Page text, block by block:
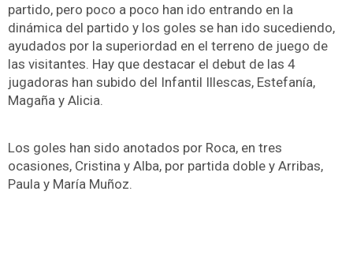
partido, pero poco a poco han ido entrando en la
dinámica del partido y los goles se han ido sucediendo,
ayudados por la superiordad en el terreno de juego de
las visitantes. Hay que destacar el debut de las 4
jugadoras han subido del Infantil Illescas, Estefanía,
Magaña y Alicia.
Los goles han sido anotados por Roca, en tres
ocasiones, Cristina y Alba, por partida doble y Arribas,
Paula y María Muñoz.